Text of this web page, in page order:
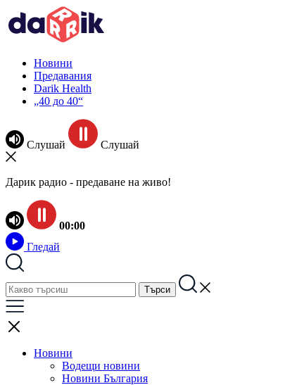
Новини
Предавания
Darik Health
„40 до 40“
Слушай Слушай
Дарик радио - предаване на живо!
00:00
Гледай
Новини
Водещи новини
Новини България